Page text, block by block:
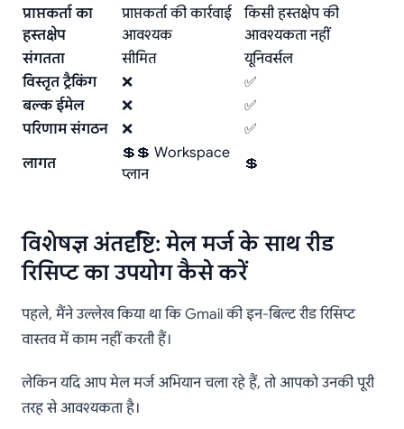
प्राप्तकर्ता का
हस्तक्षेप
प्राप्तकर्ता की कार्रवाई
आवश्यक
किसी हस्तक्षेप की
आवश्यकता नहीं
संगतता
सीमित
यूनिवर्सल
विस्तृत ट्रैकिंग
❌
✅
बल्क ईमेल
❌
✅
परिणाम संगठन
❌
✅
लागत
💲💲 Workspace
प्लान
💲
विशेषज्ञ अंतर्दृष्टि: मेल मर्ज के साथ रीड
रिसिप्ट का उपयोग कैसे करें
पहले, मैंने उल्लेख किया था कि Gmail की इन-बिल्ट रीड रिसिप्ट
वास्तव में काम नहीं करती हैं।
लेकिन यदि आप मेल मर्ज अभियान चला रहे हैं, तो आपको उनकी पूरी
तरह से आवश्यकता है।